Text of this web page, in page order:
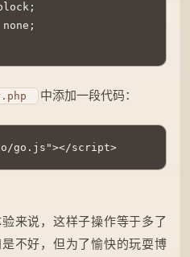
中添加一段代码：
go.js"></script>
来说，这样子操作等于多了
不好，但为了愉快的玩耍博